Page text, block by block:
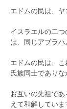
エドムの民は、ヤ
イスラエルの二
は、同じアブラハ
エドムの民は、こ
氏族同士でありな
お互いの先祖で
えて和解していま